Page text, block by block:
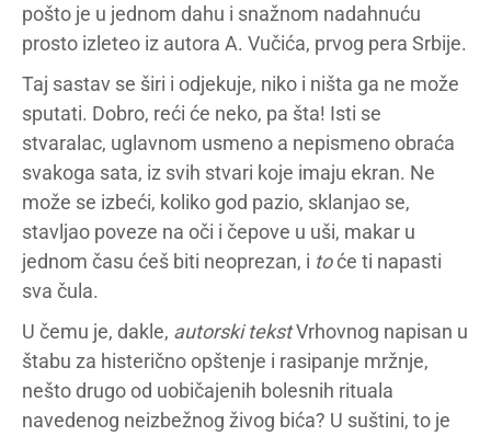
pošto je u jednom dahu i snažnom nadahnuću
prosto izleteo iz autora A. Vučića, prvog pera Srbije.
Taj sastav se širi i odjekuje, niko i ništa ga ne može
sputati. Dobro, reći će neko, pa šta! Isti se
stvaralac, uglavnom usmeno a nepismeno obraća
svakoga sata, iz svih stvari koje imaju ekran. Ne
može se izbeći, koliko god pazio, sklanjao se,
stavljao poveze na oči i čepove u uši, makar u
jednom času ćeš biti neoprezan, i toće ti napasti
sva čula.
U čemu je, dakle, autorski tekstVrhovnog napisan u
štabu za histerično opštenje i rasipanje mržnje,
nešto drugo od uobičajenih bolesnih rituala
navedenog neizbežnog živog bića? U suštini, to je